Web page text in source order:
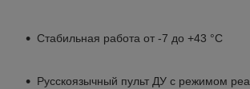
Стабильная работа от -7 до +43 °C
Русскоязычный пульт ДУ с режимом